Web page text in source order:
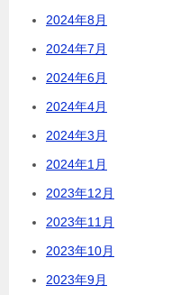
2024年8月
2024年7月
2024年6月
2024年4月
2024年3月
2024年1月
2023年12月
2023年11月
2023年10月
2023年9月